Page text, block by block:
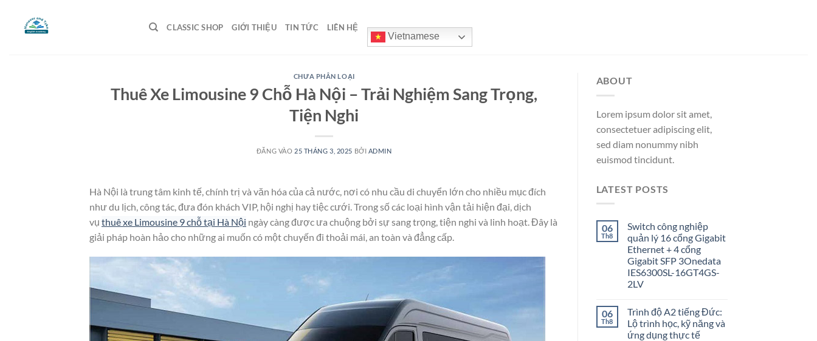
CLASSIC SHOP GIỚI THIỆU TIN TỨC LIÊN HỆ
Vietnamese
CHƯA PHÂN LOẠI
Thuê Xe Limousine 9 Chỗ Hà Nội – Trải Nghiệm Sang Trọng,
Tiện Nghi
ĐĂNG VÀO 25 THÁNG 3, 2025 BỞI ADMIN
Hà Nội là trung tâm kinh tế, chính trị và văn hóa của cả nước, nơi có nhu cầu di chuyển lớn cho nhiều mục đích
như du lịch, công tác, đưa đón khách VIP, hội nghị hay tiệc cưới. Trong số các loại hình vận tải hiện đại, dịch
vụ thuê xe Limousine 9 chỗ tại Hà Nội ngày càng được ưa chuộng bởi sự sang trọng, tiện nghi và linh hoạt. Đây là
giải pháp hoàn hảo cho những ai muốn có một chuyến đi thoải mái, an toàn và đẳng cấp.
ABOUT
Lorem ipsum dolor sit amet,
consectetuer adipiscing elit,
sed diam nonummy nibh
euismod tincidunt.
LATEST POSTS
06
Th8
Switch công nghiệp
quản lý 16 cổng Gigabit
Ethernet + 4 cổng
Gigabit SFP 3Onedata
IES6300SL-16GT4GS-
2LV
06
Th8
Trình độ A2 tiếng Đức:
Lộ trình học, kỹ năng và
ứng dụng thực tế